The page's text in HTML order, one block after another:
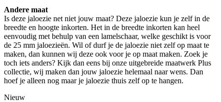
Andere maat
Is deze jaloezie net niet jouw maat? Deze jaloezie kun je zelf in de
breedte en hoogte inkorten. Het in de breedte inkorten kan heel
eenvoudig met behulp van een lamelschaar, welke geschikt is voor
de 25 mm jaloezieën. Wil of durf je de jaloezie niet zelf op maat te
maken, dan kunnen wij deze ook voor je op maat maken. Zoek je
toch iets anders? Kijk dan eens bij onze uitgebreide maatwerk Plus
collectie, wij maken dan jouw jaloezie helemaal naar wens. Dan
hoef je alleen nog maar je jaloezie thuis zelf op te hangen.
Nieuw